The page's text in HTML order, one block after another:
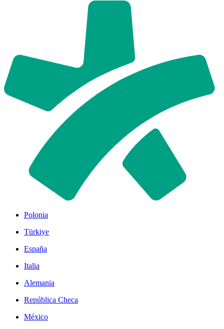
Polonia
Türkiye
España
Italia
Alemania
República Checa
México